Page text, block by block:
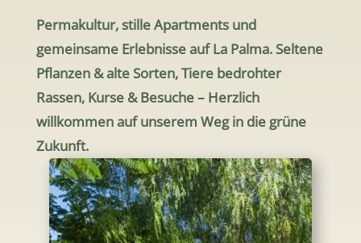
Permakultur, stille Apartments und
gemeinsame Erlebnisse auf La Palma. Seltene
Pflanzen & alte Sorten, Tiere bedrohter
Rassen, Kurse & Besuche – Herzlich
willkommen auf unserem Weg in die grüne
Zukunft.